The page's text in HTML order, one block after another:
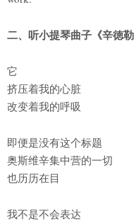
二、听小提琴曲子《辛徳
它
挤压着我的心脏
改变着我的呼吸
即便是没有这个标题
奥斯维辛集中营的一切
也历历在目
我不是不会表达